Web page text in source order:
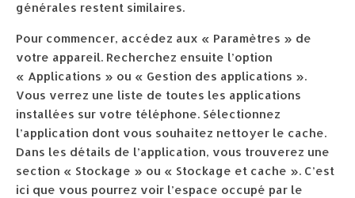
générales restent similaires.
Pour commencer, accédez aux « Paramètres » de
votre appareil. Recherchez ensuite l’option
« Applications » ou « Gestion des applications ».
Vous verrez une liste de toutes les applications
installées sur votre téléphone. Sélectionnez
l’application dont vous souhaitez nettoyer le cache.
Dans les détails de l’application, vous trouverez une
section « Stockage » ou « Stockage et cache ». C’est
ici que vous pourrez voir l’espace occupé par le